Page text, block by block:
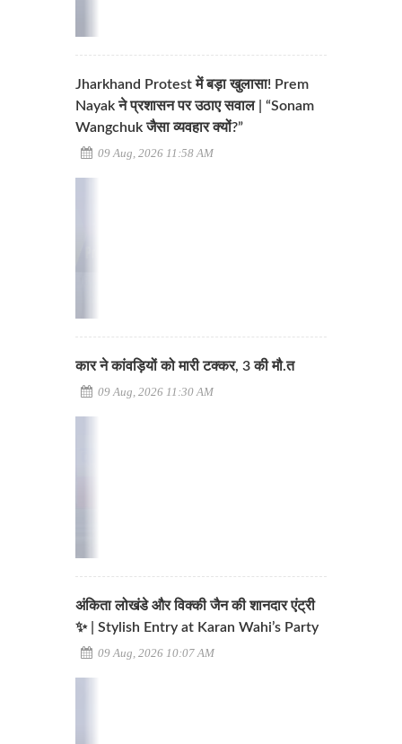
Jharkhand Protest में बड़ा खुलासा! Prem
Nayak ने प्रशासन पर उठाए सवाल | “Sonam
Wangchuk जैसा व्यवहार क्यों?”
09 Aug, 2026 11:58 AM
कार ने कांवड़ियों को मारी टक्कर, 3 की मौ.त
09 Aug, 2026 11:30 AM
अंकिता लोखंडे और विक्की जैन की शानदार एंट्री
✨ | Stylish Entry at Karan Wahi’s Party
09 Aug, 2026 10:07 AM